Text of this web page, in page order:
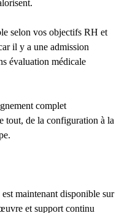
selon vos objectifs RH et
il y a une admission
évaluation médicale
complet
tout, de la configuration à la
maintenant disponible sur
et support continu